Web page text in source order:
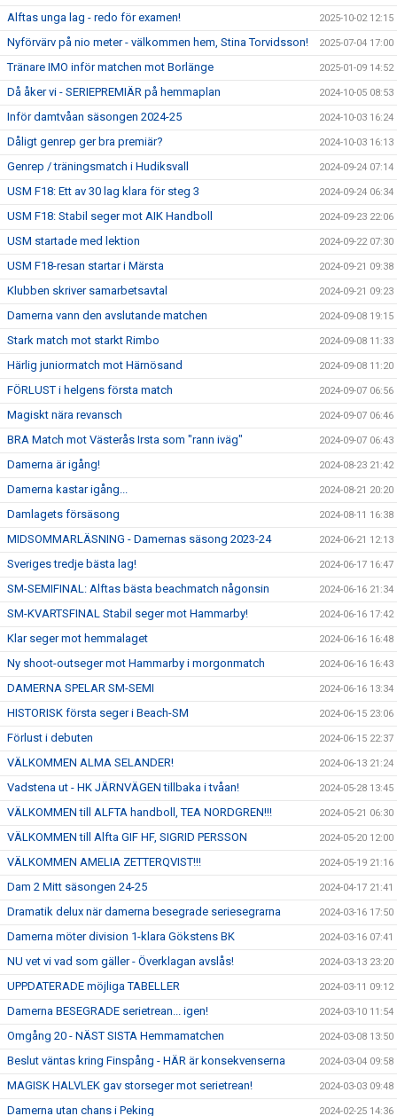
Alftas unga lag - redo för examen! 2025-10-02 12:15
Nyförvärv på nio meter - välkommen hem, Stina Torvidsson! 2025-07-04 17:00
Tränare IMO inför matchen mot Borlänge 2025-01-09 14:52
Då åker vi - SERIEPREMIÄR på hemmaplan 2024-10-05 08:53
Inför damtvåan säsongen 2024-25 2024-10-03 16:24
Dåligt genrep ger bra premiär? 2024-10-03 16:13
Genrep / träningsmatch i Hudiksvall 2024-09-24 07:14
USM F18: Ett av 30 lag klara för steg 3 2024-09-24 06:34
USM F18: Stabil seger mot AIK Handboll 2024-09-23 22:06
USM startade med lektion 2024-09-22 07:30
USM F18-resan startar i Märsta 2024-09-21 09:38
Klubben skriver samarbetsavtal 2024-09-21 09:23
Damerna vann den avslutande matchen 2024-09-08 19:15
Stark match mot starkt Rimbo 2024-09-08 11:33
Härlig juniormatch mot Härnösand 2024-09-08 11:20
FÖRLUST i helgens första match 2024-09-07 06:56
Magiskt nära revansch 2024-09-07 06:46
BRA Match mot Västerås Irsta som "rann iväg" 2024-09-07 06:43
Damerna är igång! 2024-08-23 21:42
Damerna kastar igång... 2024-08-21 20:20
Damlagets försäsong 2024-08-11 16:38
MIDSOMMARLÄSNING - Damernas säsong 2023-24 2024-06-21 12:13
Sveriges tredje bästa lag! 2024-06-17 16:47
SM-SEMIFINAL: Alftas bästa beachmatch någonsin 2024-06-16 21:34
SM-KVARTSFINAL Stabil seger mot Hammarby! 2024-06-16 17:42
Klar seger mot hemmalaget 2024-06-16 16:48
Ny shoot-outseger mot Hammarby i morgonmatch 2024-06-16 16:43
DAMERNA SPELAR SM-SEMI 2024-06-16 13:34
HISTORISK första seger i Beach-SM 2024-06-15 23:06
Förlust i debuten 2024-06-15 22:37
VÄLKOMMEN ALMA SELANDER! 2024-06-13 21:24
Vadstena ut - HK JÄRNVÄGEN tillbaka i tvåan! 2024-05-28 13:45
VÄLKOMMEN till ALFTA handboll, TEA NORDGREN!!! 2024-05-21 06:30
VÄLKOMMEN till Alfta GIF HF, SIGRID PERSSON 2024-05-20 12:00
VÄLKOMMEN AMELIA ZETTERQVIST!!! 2024-05-19 21:16
Dam 2 Mitt säsongen 24-25 2024-04-17 21:41
Dramatik delux när damerna besegrade seriesegrarna 2024-03-16 17:50
Damerna möter division 1-klara Gökstens BK 2024-03-16 07:41
NU vet vi vad som gäller - Överklagan avslås! 2024-03-13 23:20
UPPDATERADE möjliga TABELLER 2024-03-11 09:12
Damerna BESEGRADE serietrean... igen! 2024-03-10 11:54
Omgång 20 - NÄST SISTA Hemmamatchen 2024-03-08 13:50
Beslut väntas kring Finspång - HÄR är konsekvenserna 2024-03-04 09:58
MAGISK HALVLEK gav storseger mot serietrean! 2024-03-03 09:48
Damerna utan chans i Peking 2024-02-25 14:36